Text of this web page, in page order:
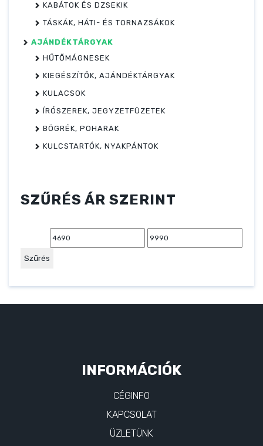
KABÁTOK ÉS DZSEKIK
TÁSKÁK, HÁTI- ÉS TORNAZSÁKOK
AJÁNDÉKTÁRGYAK
HŰTŐMÁGNESEK
KIEGÉSZÍTŐK, AJÁNDÉKTÁRGYAK
KULACSOK
ÍRÓSZEREK, JEGYZETFÜZETEK
BÖGRÉK, POHARAK
KULCSTARTÓK, NYAKPÁNTOK
SZŰRÉS ÁR SZERINT
Min
Max
Szűrés
INFORMÁCIÓK
CÉGINFO
KAPCSOLAT
ÜZLETÜNK